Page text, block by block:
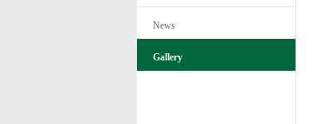
News
Gallery